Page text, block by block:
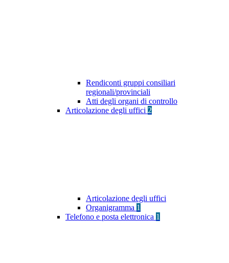
Rendiconti gruppi consiliari
regionali/provinciali
Atti degli organi di controllo
Articolazione degli uffici 2
Articolazione degli uffici
Organigramma 1
Telefono e posta elettronica 1